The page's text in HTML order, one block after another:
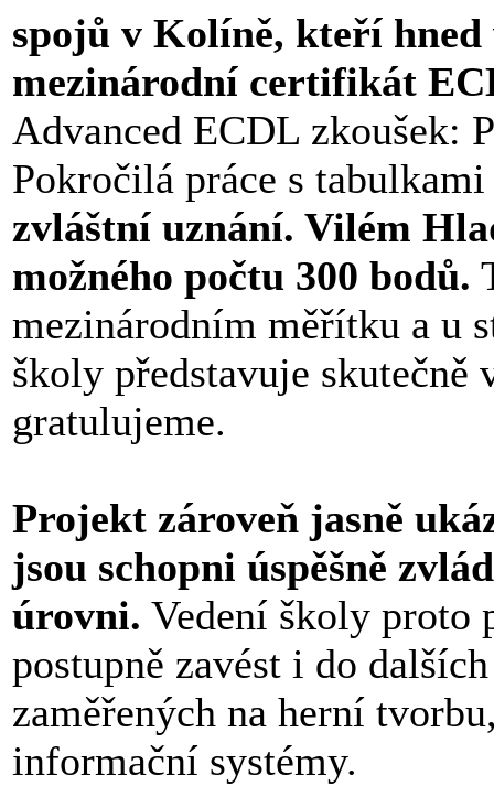
spojů v Kolíně, kteří
mezinárodní certifikát
Advanced ECDL zkoušek:
Pokročilá práce s
zvláštní uznání. Vilém
možného počtu 300 bodů.
mezinárodním měřítku a u
školy představuje skutečně
gratulujeme.
Projekt zároveň jasně
jsou schopni úspěšně
úrovni. Vedení školy proto
postupně zavést i do
zaměřených na herní
informační systémy.